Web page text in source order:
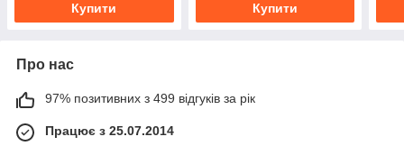
Купити Купити
Про нас
97% позитивних з 499 відгуків за рік
Працює з 25.07.2014